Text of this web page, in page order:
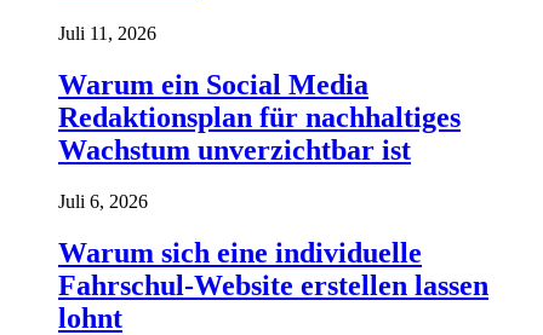
Juli 11, 2026
Warum ein Social Media
Redaktionsplan für nachhaltiges
Wachstum unverzichtbar ist
Juli 6, 2026
Warum sich eine individuelle
Fahrschul-Website erstellen lassen
lohnt